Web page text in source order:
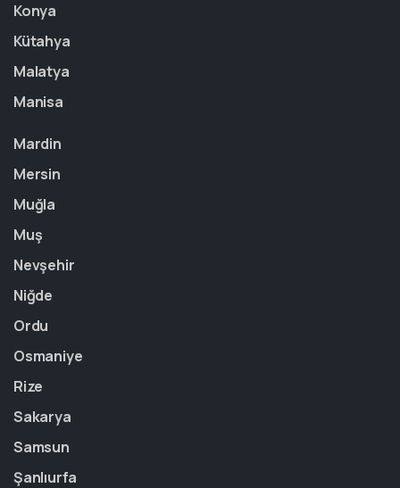
Konya
Kütahya
Malatya
Manisa
Mardin
Mersin
Muğla
Muş
Nevşehir
Niğde
Ordu
Osmaniye
Rize
Sakarya
Samsun
Şanlıurfa